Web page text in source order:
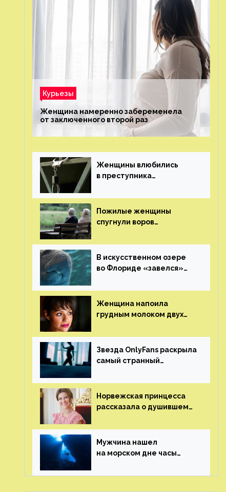
Курьезы
Женщина намеренно забеременела
от заключенного второй раз
Женщины влюбились
в преступника
судью сохранить ему
жизнь
Пожилые женщины
спугнули воров
В искусственном озере
во Флориде «завелся»
Женщина напоила
грудным молоком двух
Звезда OnlyFans раскрыла
самый странный
от фаната
Норвежская принцесса
рассказала о душившем
генерала
Мужчина нашел
на морском дне часы
рублей с помощью